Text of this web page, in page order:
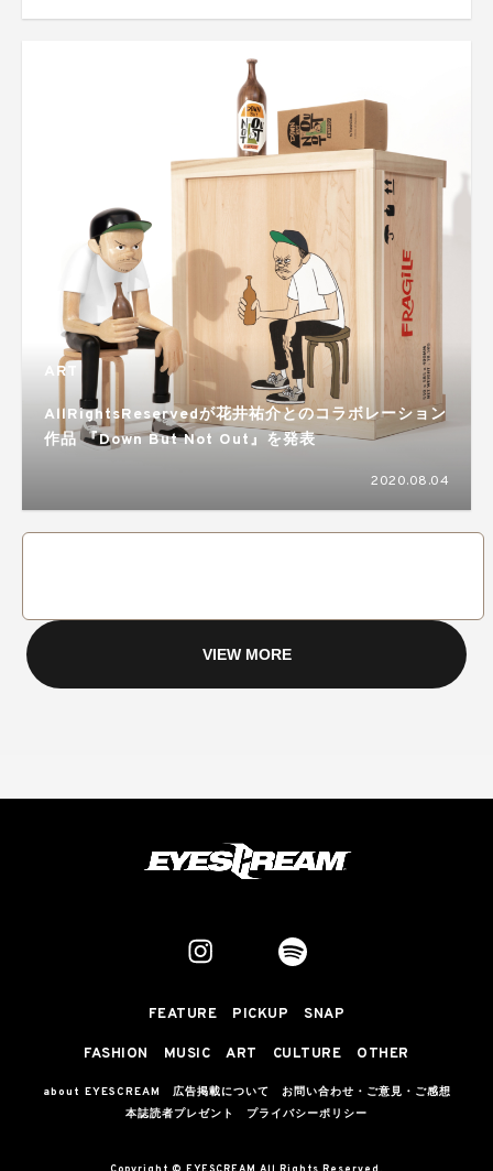
ART
AllRightsReservedが花井祐介とのコラボレーション
作品 『Down But Not Out』を発表
2020.08.04
VIEW MORE
FEATURE PICKUP SNAP
FASHION MUSIC ART CULTURE OTHER
about EYESCREAM 広告掲載について
お問い合わせ・ご意見・ご感想
本誌読者プレゼント
プライバシーポリシー